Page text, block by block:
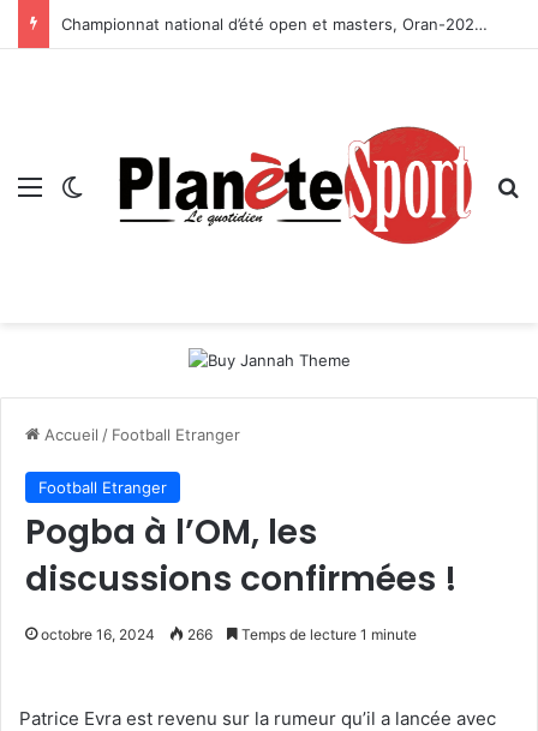
Championnat national d’été open et masters, Oran-2026 — Le CRB s’adjuge le titre
Menu Switch skin
Accueil / Football Etranger
Football Etranger
Pogba à l’OM, les
discussions confirmées !
octobre 16, 2024 266 Temps de lecture 1 minute
Patrice Evra est revenu sur la rumeur qu’il a lancée avec